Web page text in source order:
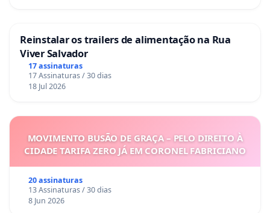
Reinstalar os trailers de alimentação na Rua
Viver Salvador
17 assinaturas
17 Assinaturas / 30 dias
18 Jul 2026
MOVIMENTO BUSÃO DE GRAÇA – PELO DIREITO À
CIDADE TARIFA ZERO JÁ EM CORONEL FABRICIANO
20 assinaturas
13 Assinaturas / 30 dias
8 Jun 2026